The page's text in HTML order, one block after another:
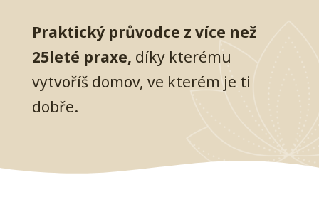
Praktický průvodce z více než
25leté praxe, díky kterému
vytvoříš domov, ve kterém je ti
dobře.